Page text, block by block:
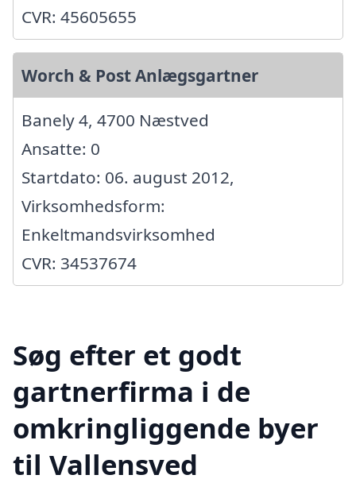
CVR: 45605655
Worch & Post Anlægsgartner
Banely 4, 4700 Næstved
Ansatte: 0
Startdato: 06. august 2012,
Virksomhedsform:
Enkeltmandsvirksomhed
CVR: 34537674
Søg efter et godt
gartnerfirma i de
omkringliggende byer
til Vallensved